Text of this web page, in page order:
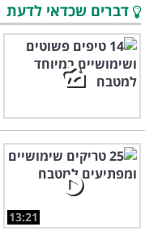
דברים שכדאי לדעת
13:21